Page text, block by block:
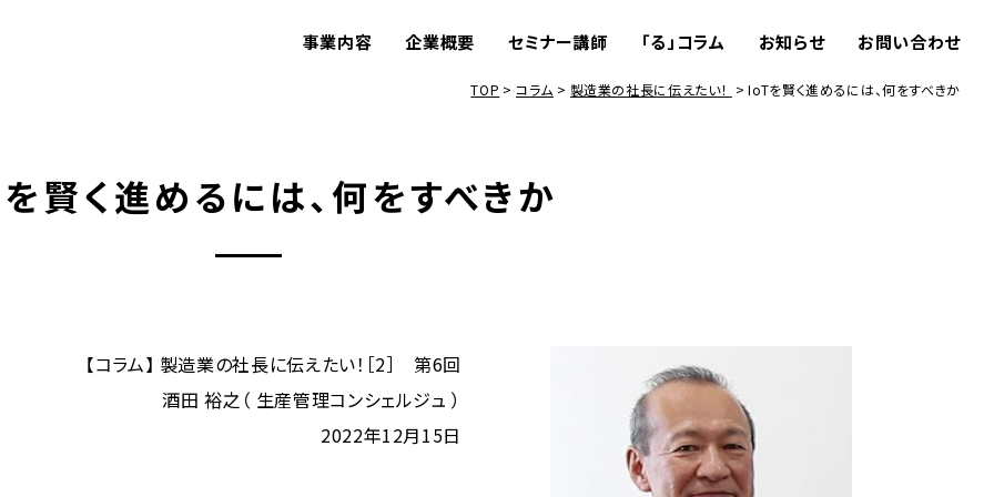
事業内容 企業概要 セミナー講師 「る」コラム お知らせ お問い合わせ
TOP コラム 製造業の社長に伝えたい！ IoTを賢く進めるには、何をすべきか
賢く進めるには、何をすべきか
【コラム】 製造業の社長に伝えたい！［2］ 第6回
酒田 裕之（ 生産管理コンシェルジュ ）
2022年12月15日